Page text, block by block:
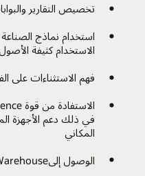
تخصيص التقارير
استخدام نماذج
الاستخدام كثيفة الأصول
فهم الاستثناءات على
في ذلك دعم الأجهزة
المكاني
الوصول إلىPrimavera Data Warehouse من Oracle